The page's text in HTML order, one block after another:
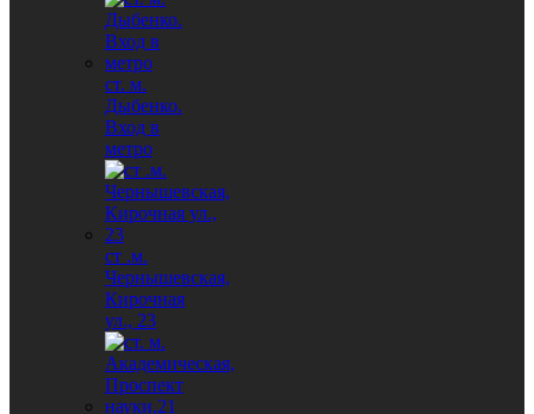
ст. м.
Дыбенко.
Вход в
метро
ст .м.
Чернышевская,
Кирочная
ул., 23